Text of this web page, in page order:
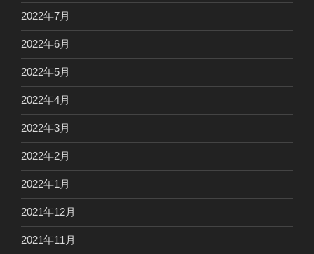
2022年7月
2022年6月
2022年5月
2022年4月
2022年3月
2022年2月
2022年1月
2021年12月
2021年11月